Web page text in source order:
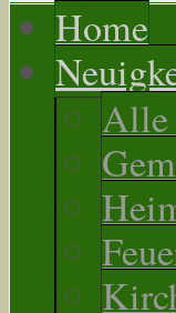
Home
Alle